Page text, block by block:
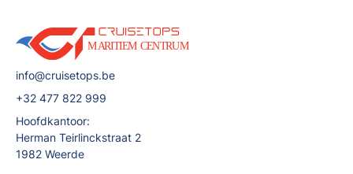
info@cruisetops.be
+32 477 822 999
Hoofdkantoor:
Herman Teirlinckstraat 2
1982 Weerde